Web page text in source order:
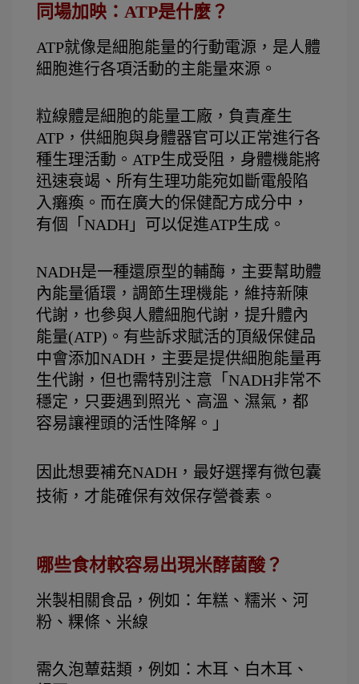
同場加映：ATP是什麼？
ATP就像是細胞能量的行動電源，是人體
細胞進行各項活動的主能量來源。
粒線體是細胞的能量工廠，負責產生
ATP，供細胞與身體器官可以正常進行各
種生理活動。 ATP生成受阻，身體機能將
迅速衰竭、所有生理功能宛如斷電般陷
入癱瘓。 而在廣大的保健配方成分中，
有個「NADH」可以促進ATP生成。
NADH是一種還原型的輔酶，主要幫助體
內能量循環，調節生理機能，維持新陳
代謝，也參與人體細胞代謝，提升體內
能量(ATP)。 有些訴求賦活的頂級保健品
中會添加NADH，主要是提供細胞能量再
生代謝，但也需特別注意「NADH非常不
穩定，只要遇到照光、高溫、濕氣，都
容易讓裡頭的活性降解。」
因此想要補充NADH，最好選擇有微包囊
技術，才能確保有效保存營養素。
哪些食材較容易出現米酵菌酸？
米製相關食品，例如：年糕、糯米、河
粉、粿條、米線
需久泡蕈菇類，例如：木耳、白木耳、